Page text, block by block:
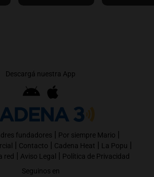
Descargá nuestra App
fundadores | Por siempre Mario |
| Contacto | Cadena Heat | La Popu |
red | Aviso Legal | Política de Privacidad
Seguinos en